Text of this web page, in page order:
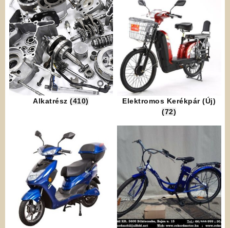
Alkatrész(410)
Elektromos Kerékpár (Új)
(72)